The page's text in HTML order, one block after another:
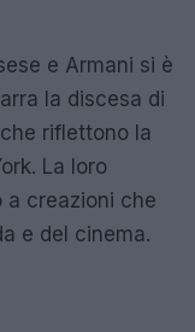
e Armani si è
la discesa di
riflettono la
La loro
a creazioni che
e del cinema.